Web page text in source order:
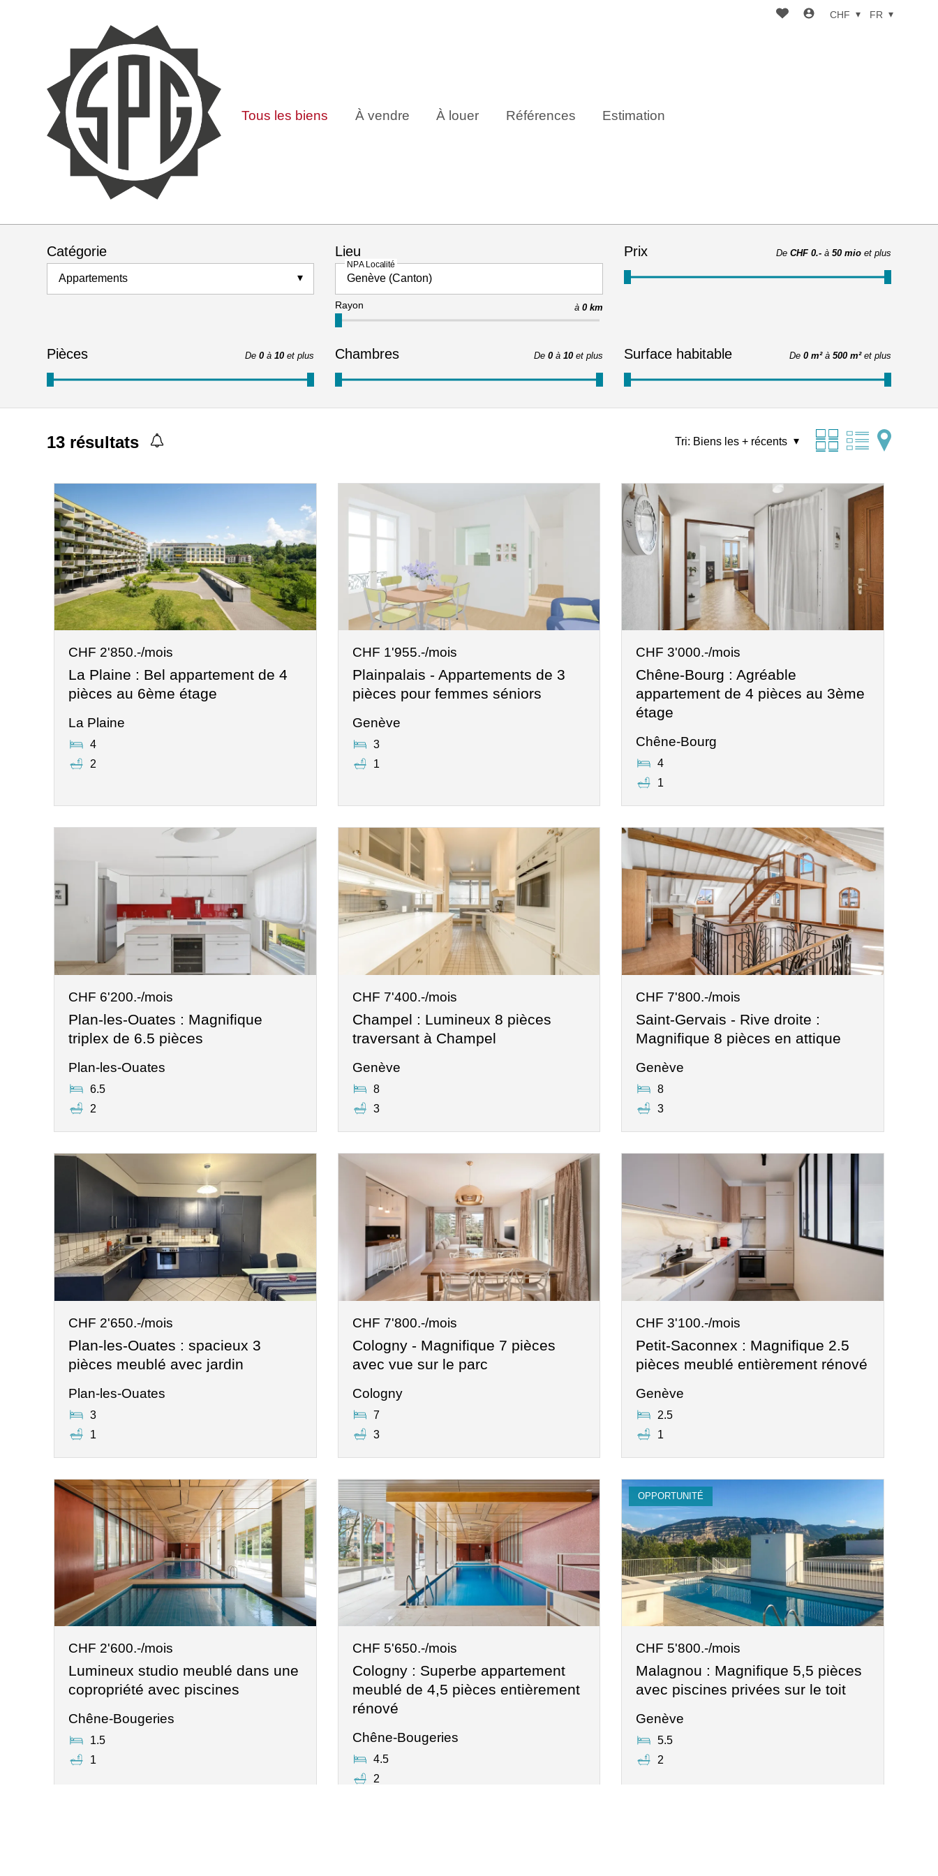
Tous les biens À vendre À louer Références Estimation
CHF FR
Catégorie
Appartements
Lieu
NPA Localité
Rayon à 0 km
Prix De CHF 0.- à 50 mio et plus
Pièces De 0 à 10 et plus Chambres De 0 à 10 et plus Surface habitable De 0 m² à 500 m² et plus
13 résultats Tri: Biens les + récents
CHF 2'850.-/mois
La Plaine : Bel appartement de 4
pièces au 6ème étage
La Plaine
4
2
CHF 1'955.-/mois
Plainpalais - Appartements de 3
pièces pour femmes séniors
Genève
3
1
CHF 3'000.-/mois
Chêne-Bourg : Agréable
appartement de 4 pièces au 3ème
étage
Chêne-Bourg
4
1
CHF 6'200.-/mois
Plan-les-Ouates : Magnifique
triplex de 6.5 pièces
Plan-les-Ouates
6.5
2
CHF 7'400.-/mois
Champel : Lumineux 8 pièces
traversant à Champel
Genève
8
3
CHF 7'800.-/mois
Saint-Gervais - Rive droite :
Magnifique 8 pièces en attique
Genève
8
3
CHF 2'650.-/mois
Plan-les-Ouates : spacieux 3
pièces meublé avec jardin
Plan-les-Ouates
3
1
CHF 7'800.-/mois
Cologny - Magnifique 7 pièces
avec vue sur le parc
Cologny
7
3
CHF 3'100.-/mois
Petit-Saconnex : Magnifique 2.5
pièces meublé entièrement rénové
Genève
2.5
1
CHF 2'600.-/mois
Lumineux studio meublé dans une
copropriété avec piscines
Chêne-Bougeries
1.5
1
CHF 5'650.-/mois
Cologny : Superbe appartement
meublé de 4,5 pièces entièrement
rénové
Chêne-Bougeries
4.5
2
OPPORTUNITÉ
CHF 5'800.-/mois
Malagnou : Magnifique 5,5 pièces
avec piscines privées sur le toit
Genève
5.5
2